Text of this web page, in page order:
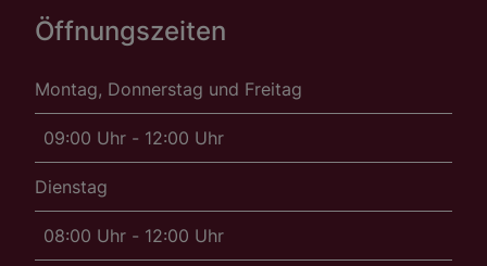
Öffnungszeiten
Montag, Donnerstag und Freitag
09:00 Uhr - 12:00 Uhr
Dienstag
08:00 Uhr - 12:00 Uhr